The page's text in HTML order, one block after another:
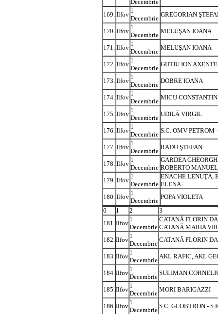
Decembrie
169. Ilfov
1
Decembrie
GREGORIAN
170. Ilfov
1
Decembrie
MELUŞAN IOANA
171. Ilfov
1
Decembrie
MELUŞAN IOANA
172. Ilfov
1
Decembrie
GUTIU ION AXENTE
173. Ilfov
1
Decembrie
DOBRE IOANA
174. Ilfov
1
Decembrie
MICU CONSTANTIN
175. Ilfov
1
Decembrie
UDILĂ VIRGIL
176. Ilfov
1
Decembrie
S.C. OMV PETROM
177. Ilfov
1
Decembrie
RADU ŞTEFAN
178. Ilfov
1
Decembrie
GARDEA
ROBERTO MANUEL
179. Ilfov
1
Decembrie
ENACHE LENUŢA,
ELENA
180. Ilfov
1
Decembrie
POPA VIOLETA
0
1 2
3
181. Ilfov
1
Decembrie
CATANĂ FLORIN
CATANĂ MARIA
182. Ilfov
1
Decembrie
CATANĂ FLORIN
183. Ilfov
1
Decembrie
AKL RAFIC, AKL
184. Ilfov
1
Decembrie
SULIMAN
185. Ilfov
1
Decembrie
MORI BARIGAZZI
186. Ilfov
1
Decembrie
S.C. GLOBTRON -